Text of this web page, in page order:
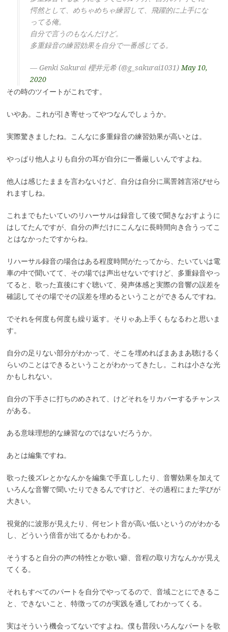
愕然として、めちゃめちゃ練習して、飛躍的に上手にな
ってる俺。
自分で言うのもなんだけど。
多重録音の練習効果を自分で一番感じてる。
— Genki Sakurai 櫻井元希 (@g_sakurai1031)May 10,
2020
その時のツイートがこれです。
いやあ。これが引き寄せってやつなんでしょうか。
実際驚きましたね。こんなに多重録音の練習効果が高いとは。
やっぱり他人よりも自分の耳が自分に一番厳しいんですよね。
他人は感じたままを言わないけど、自分は自分に罵詈雑言浴びせら
れますしね。
これまでもたいていのリハーサルは録音して後で聞きなおすように
はしてたんですが、自分の声だけにこんなに長時間向き合うってこ
とはなかったですからね。
リハーサル録音の場合はある程度時間がたってから、たいていは電
車の中で聞いてて、その場では声出せないですけど、多重録音やっ
てると、歌った直後にすぐ聴いて、発声体感と実際の音響の誤差を
確認してその場でその誤差を埋めるということができるんですね。
でそれを何度も何度も繰り返す。そりゃあ上手くもなるわと思いま
す。
自分の足りない部分がわかって、そこを埋めればまあまあ聴けるく
らいのことはできるということがわかってきたし。これは小さな光
かもしれない。
自分の下手さに打ちのめされて、けどそれをリカバーするチャンス
がある。
ある意味理想的な練習なのではないだろうか。
あとは編集ですね。
歌った後ズレとかなんかを編集で手直ししたり、音響効果を加えて
いろんな音響で聞いたりできるんですけど、その過程にまた学びが
大きい。
視覚的に波形が見えたり、何セント音が高い低いというのがわかる
し、どういう倍音が出てるかもわかる。
そうすると自分の声の特性とか歌い癖、音程の取り方なんかが見え
てくる。
それもすべてのパートを自分でやってるので、音域ごとにできるこ
と、できないこと、特徴ってのが実践を通してわかってくる。
実はそういう機会ってないですよね。僕も普段いろんなパートを歌